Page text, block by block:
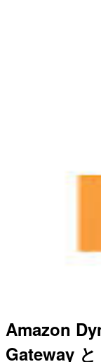
Amazon
Gateway